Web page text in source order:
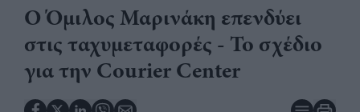
Ο Όμιλος Μαρινάκη επενδύει
στις ταχυμεταφορές - Το σχέδιο
για την Courier Center